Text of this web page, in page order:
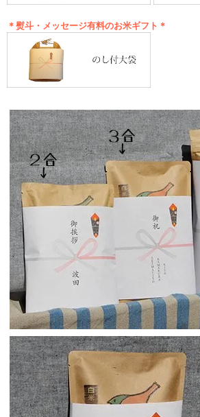
＊熨斗・メッセージ有料のお米ギフト＊